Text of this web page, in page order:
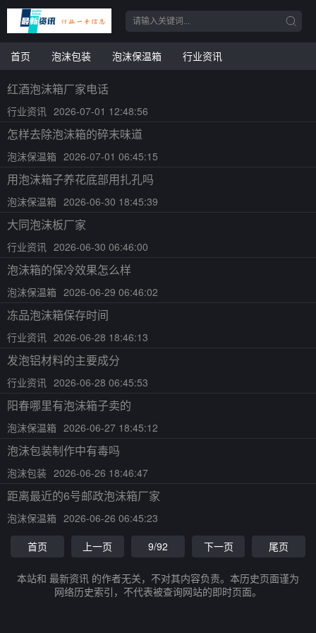
首页 泡沫包装 泡沫保温箱 行业资讯
红酒泡沫箱厂家电话
行业资讯 2026-07-01 12:48:56
怎样去除泡沫箱的碎末味道
泡沫保温箱 2026-07-01 06:45:15
用泡沫箱子养花底部用扎孔吗
泡沫保温箱 2026-06-30 18:45:39
大同泡沫板厂家
行业资讯 2026-06-30 06:46:00
泡沫箱的保冷效果怎么样
泡沫保温箱 2026-06-29 06:46:02
冻品泡沫箱保存时间
行业资讯 2026-06-28 18:46:13
发泡铝材料的主要成分
行业资讯 2026-06-28 06:45:53
阳春哪里有泡沫箱子卖的
泡沫保温箱 2026-06-27 18:45:12
泡沫包装制作中有毒吗
泡沫包装 2026-06-26 18:46:47
距离最近的6号邮政泡沫箱厂家
泡沫保温箱 2026-06-26 06:45:23
首页
上一页 9/92 下一页 尾页
本站和 最新资讯 的作者无关，不对其内容负责。本历史页面谨为
网络历史索引，不代表被查询网站的即时页面。